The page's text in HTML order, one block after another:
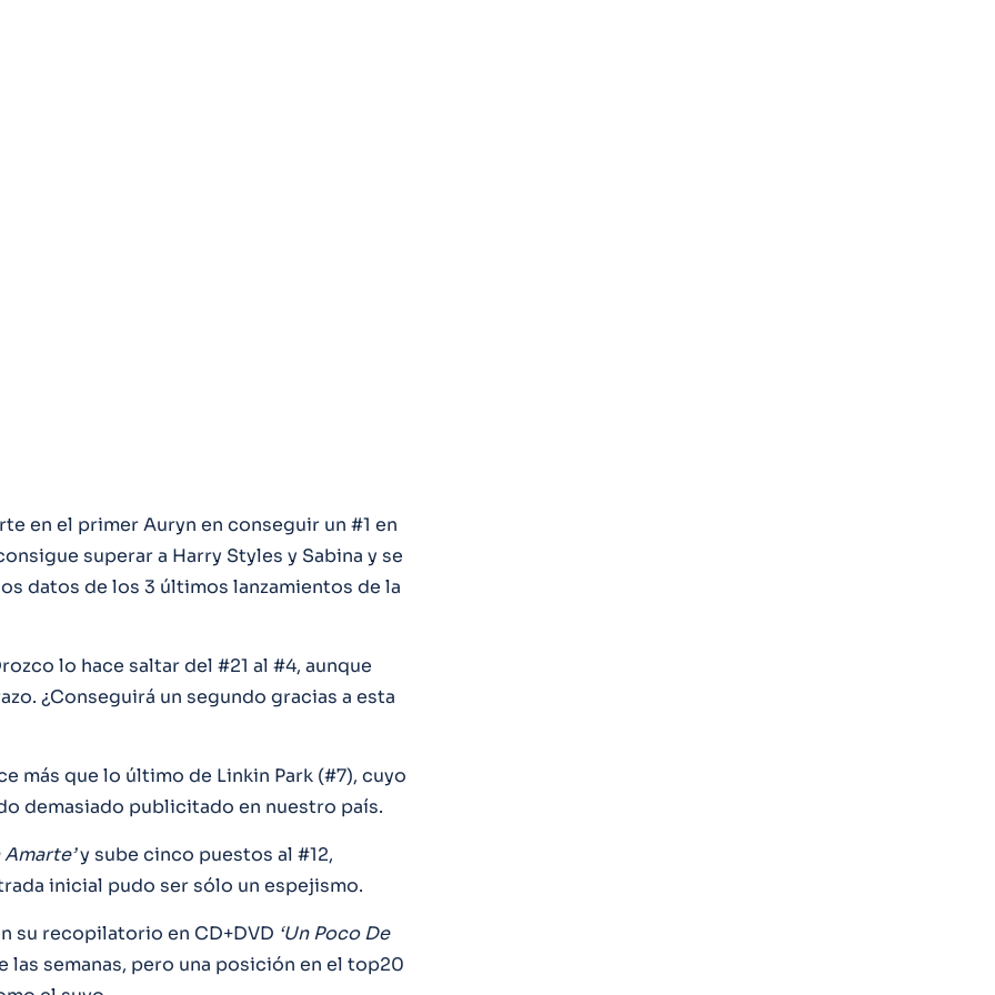
en el primer Auryn en conseguir un #1 en
superar a Harry Styles y Sabina y se
datos de los 3 últimos lanzamientos de la
lo hace saltar del #21 al #4, aunque
¿Conseguirá un segundo gracias a esta
más que lo último de Linkin Park (#7), cuyo
demasiado publicitado en nuestro país.
Amarte’y sube cinco puestos al #12,
inicial pudo ser sólo un espejismo.
su recopilatorio en CD+DVD ‘Un Poco De
las semanas, pero una posición en el top20